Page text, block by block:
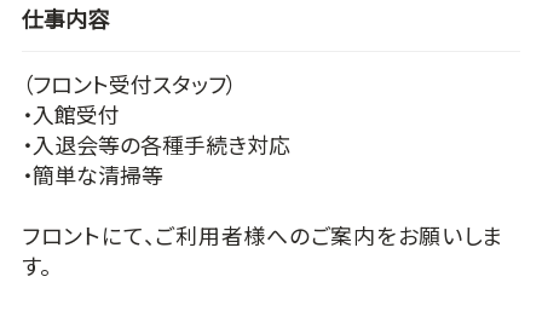
仕事内容
（フロント受付スタッフ）
・入館受付
・入退会等の各種手続き対応
・簡単な清掃等
フロントにて、ご利用者様へのご案内をお願いしま
す。